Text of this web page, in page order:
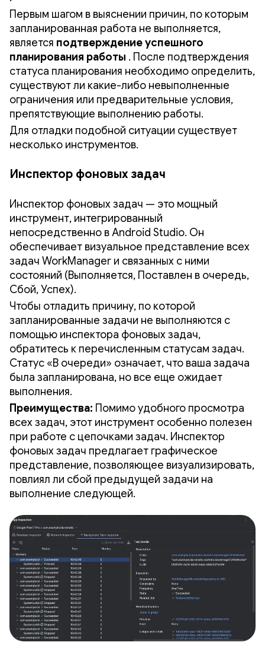
Первым шагом в выяснении причин, по которым
запланированная работа не выполняется,
является подтверждение успешного
планирования работы . После подтверждения
статуса планирования необходимо определить,
существуют ли какие-либо невыполненные
ограничения или предварительные условия,
препятствующие выполнению работы.
Для отладки подобной ситуации существует
несколько инструментов.
Инспектор фоновых задач
Инспектор фоновых задач — это мощный
инструмент, интегрированный
непосредственно в Android Studio. Он
обеспечивает визуальное представление всех
задач WorkManager и связанных с ними
состояний (Выполняется, Поставлен в очередь,
Сбой, Успех).
Чтобы отладить причину, по которой
запланированные задачи не выполняются с
помощью инспектора фоновых задач,
обратитесь к перечисленным статусам задач.
Статус «В очереди» означает, что ваша задача
была запланирована, но все еще ожидает
выполнения.
Преимущества: Помимо удобного просмотра
всех задач, этот инструмент особенно полезен
при работе с цепочками задач. Инспектор
фоновых задач предлагает графическое
представление, позволяющее визуализировать,
повлиял ли сбой предыдущей задачи на
выполнение следующей.